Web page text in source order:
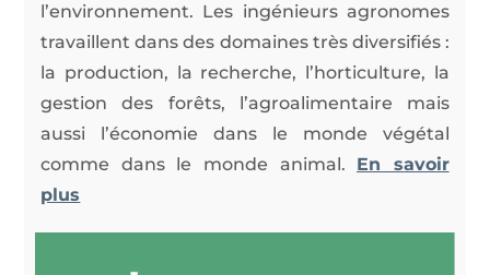
l’environnement. Les ingénieurs agronomes
travaillent dans des domaines très diversifiés :
la production, la recherche, l’horticulture, la
gestion des forêts, l’agroalimentaire mais
aussi l’économie dans le monde végétal
comme dans le monde animal. En savoir
plus